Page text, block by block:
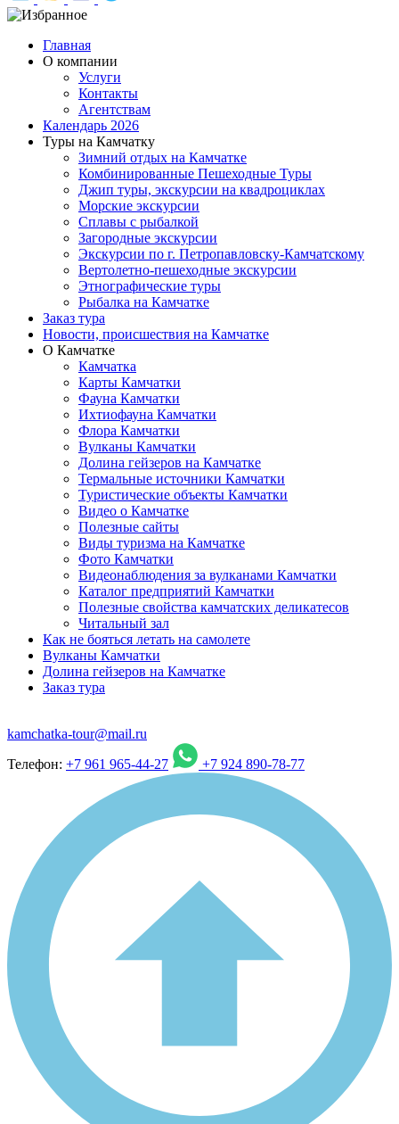
Главная
О компании
Услуги
Контакты
Агентствам
Календарь 2026
Туры на Камчатку
Зимний отдых на Камчатке
Комбинированные Пешеходные Туры
Джип туры, экскурсии на квадроциклах
Морские экскурсии
Сплавы с рыбалкой
Загородные экскурсии
Экскурсии по г. Петропавловску-Камчатскому
Вертолетно-пешеходные экскурсии
Этнографические туры
Рыбалка на Камчатке
Заказ тура
Новости, происшествия на Камчатке
О Камчатке
Камчатка
Карты Камчатки
Фауна Камчатки
Ихтиофауна Камчатки
Флора Камчатки
Вулканы Камчатки
Долина гейзеров на Камчатке
Термальные источники Камчатки
Туристические объекты Камчатки
Видео о Камчатке
Полезные сайты
Виды туризма на Камчатке
Фото Камчатки
Видеонаблюдения за вулканами Камчатки
Каталог предприятий Камчатки
Полезные свойства камчатских деликатесов
Читальный зал
Как не бояться летать на самолете
Вулканы Камчатки
Долина гейзеров на Камчатке
Заказ тура
kamchatka-tour@mail.ru
Телефон: +7 961 965-44-27 +7 924 890-78-77